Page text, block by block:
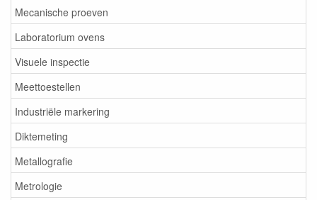
Mecanische proeven
Laboratorium ovens
Visuele inspectie
Meettoestellen
Industriële markering
Diktemeting
Metallografie
Metrologie